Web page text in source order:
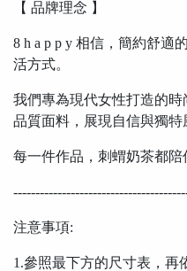
【 品牌理念 】
8 h a p p y 相信，簡約舒適
活方式。
我們專為現代女性打造的
品質面料，展現自信與獨特
每一件作品，刺蝟奶茶都陪
注意事項:
1.參照最下方的尺寸表，再